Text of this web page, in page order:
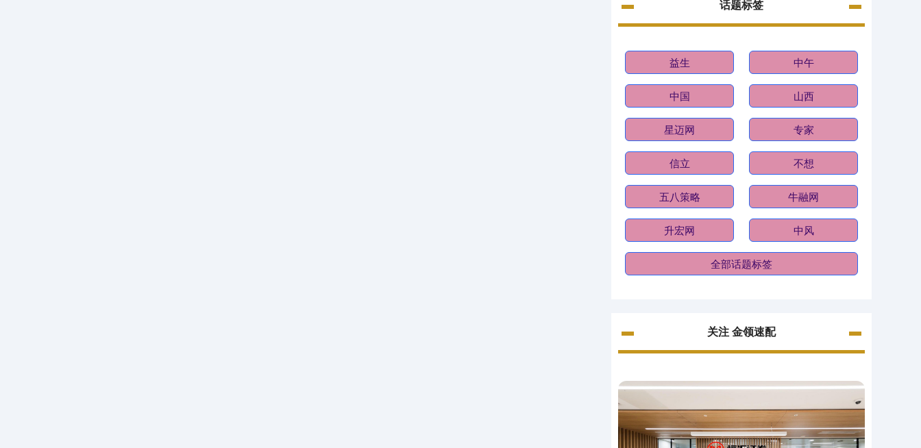
话题标签
益生 中午
中国 山西
星迈网 专家
信立 不想
五八策略 牛融网
升宏网 中风
全部话题标签
关注 金领速配